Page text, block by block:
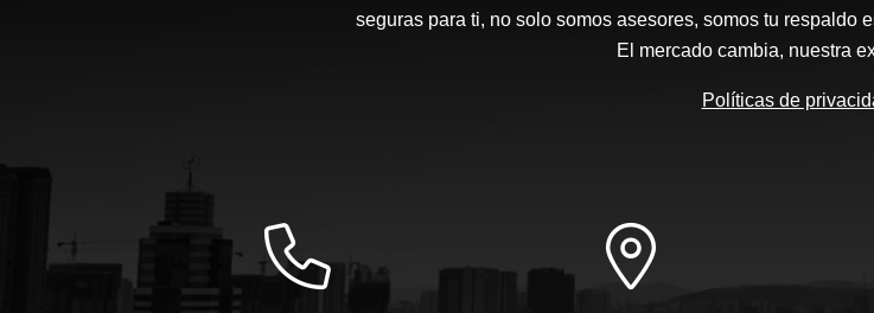
seguras para ti, no solo somos asesores, somos tu respaldo
El mercado cambia, nuestra
Políticas de